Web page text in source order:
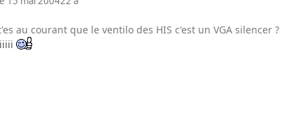
au courant que le ventilo des HIS c'est un VGA silencer ?